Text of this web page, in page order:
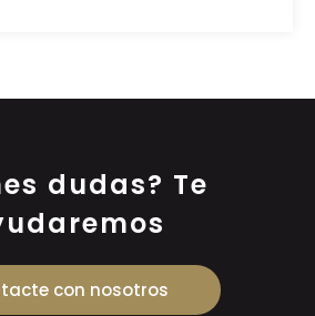
dudas? Te
con nosotros